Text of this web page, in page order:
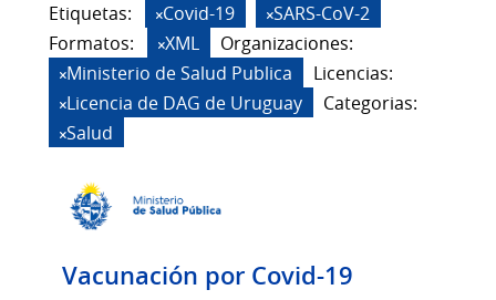
Etiquetas: Covid-19
SARS-CoV-2
Formatos:
XML
Organizaciones:
Ministerio de Salud Publica
Licencias:
Licencia de DAG de Uruguay
Categorias:
Salud
Vacunación por Covid-19